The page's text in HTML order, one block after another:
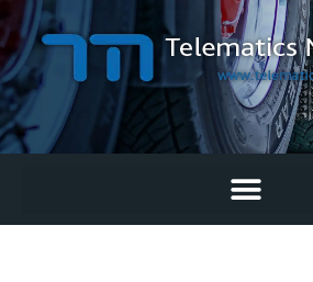
Zum
Inhalt
springen